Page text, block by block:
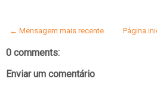
← Mensagem mais recente Página
0 comments:
Enviar um comentário